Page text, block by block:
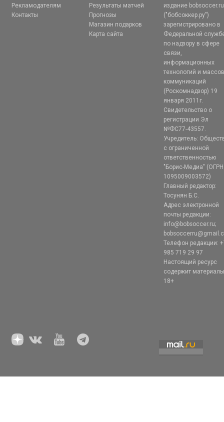
Рекламодателям
Контакты
Результаты матчей
Прогнозы
Магазин подарков
Карта сайта
издание bobsoccer.ru
("бобсоккер.ру")
зарегистрировано в
Федеральной
по надзору в сфере
связи,
информационных
технологий и
коммуникаций
(Роскомнадзор) 19
января 2011г.
Свидетельство о
регистрации Эл
№ФС77-43557.
Учредитель:
с ограниченной
ответственностью
"Борис-Медиа" (ОГРН
1095009003572)
Главный редактор:
Тосунян Б.С.
Адрес электронной
почты редакции:
info@bobsoccer.ru;
Телефон редакции:
985 719 29 97
Настоящий ресурс
содержит
18+